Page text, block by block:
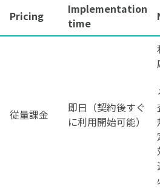
Pricing
Implementation
time
従量課金
即日（契約後すぐ
に利用開始可能）